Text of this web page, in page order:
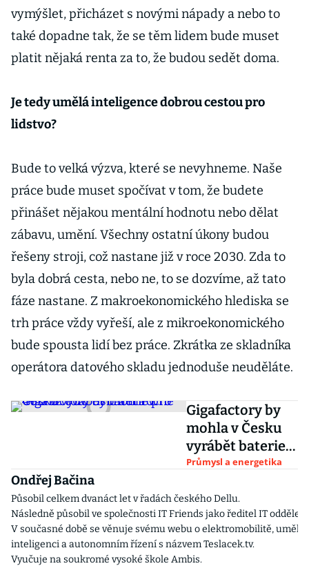
vymýšlet, přicházet s novými nápady a nebo to
také dopadne tak, že se těm lidem bude muset
platit nějaká renta za to, že budou sedět doma.
Je tedy umělá inteligence dobrou cestou pro
lidstvo?
Bude to velká výzva, které se nevyhneme. Naše
práce bude muset spočívat v tom, že budete
přinášet nějakou mentální hodnotu nebo dělat
zábavu, umění. Všechny ostatní úkony budou
řešeny stroji, což nastane již v roce 2030. Zda to
byla dobrá cesta, nebo ne, to se dozvíme, až tato
fáze nastane. Z makroekonomického hlediska se
trh práce vždy vyřeší, ale z mikroekonomického
bude spousta lidí bez práce. Zkrátka ze skladníka
operátora datového skladu jednoduše neuděláte.
Gigafactory by
mohla v Česku
vyrábět baterie
pro 400 až 800
Průmysl a energetika
Ondřej Bačina
Působil celkem dvanáct let v řadách českého Dellu.
Následně působil ve společnosti IT Friends jako ředitel IT
V současné době se věnuje svému webu o elektromobilitě, umělé
inteligenci a autonomním řízení s názvem Teslacek.tv.
Vyučuje na soukromé vysoké škole Ambis.